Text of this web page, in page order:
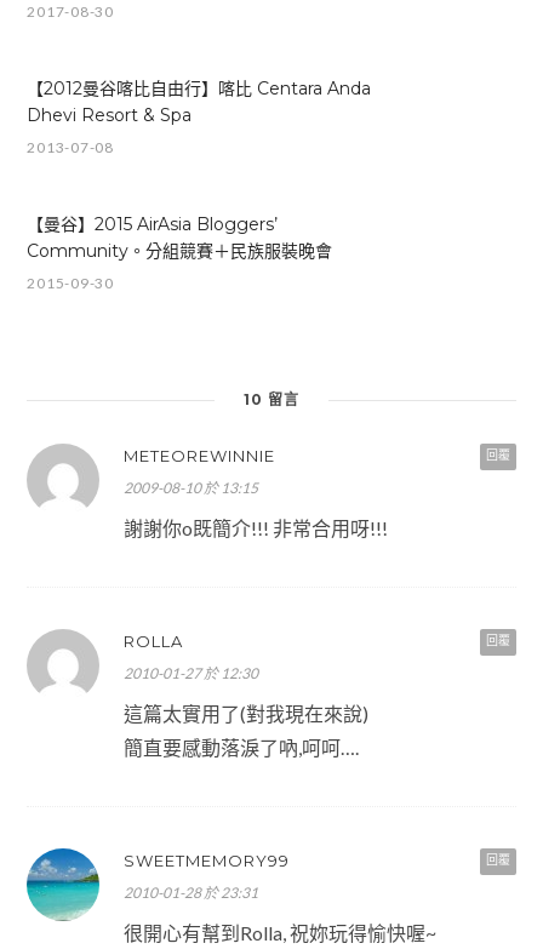
2017-08-30
【2012曼谷喀比自由行】喀比 Centara Anda
Dhevi Resort & Spa
2013-07-08
【曼谷】2015 AirAsia Bloggers’
Community。分組競賽＋民族服裝晚會
2015-09-30
10 留言
回覆
METEOREWINNIE
2009-08-10 於 13:15
謝謝你o既簡介!!! 非常合用呀!!!
回覆
ROLLA
2010-01-27 於 12:30
這篇太實用了(對我現在來說)
簡直要感動落淚了吶,呵呵….
回覆
SWEETMEMORY99
2010-01-28 於 23:31
很開心有幫到Rolla, 祝妳玩得愉快喔~